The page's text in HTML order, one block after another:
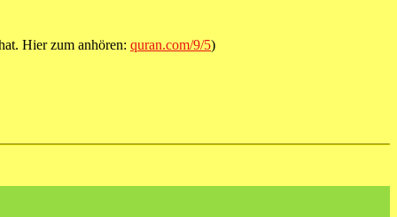
Hier zum anhören: quran.com/9/5)